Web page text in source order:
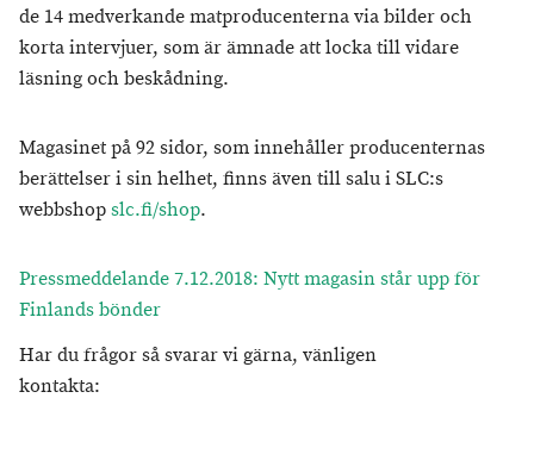
de 14 medverkande matproducenterna via bilder och
korta intervjuer, som är ämnade att locka till vidare
läsning och beskådning.
Magasinet på 92 sidor, som innehåller producenternas
berättelser i sin helhet, finns även till salu i SLC:s
webbshopslc.fi/shop.
Pressmeddelande 7.12.2018: Nytt magasin står upp för
Finlands bönder
Har du frågor så svarar vi gärna, vänligen
kontakta: